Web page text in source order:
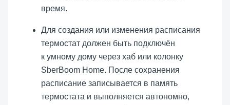
время.
Для создания или изменения расписания
термостат должен быть подключён
к умному дому через хаб или колонку
SberBoom Home. После сохранения
расписание записывается в память
термостата и выполняется автономно,